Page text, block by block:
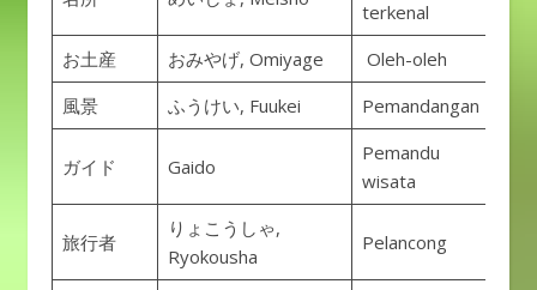
terkenal
お土産
おみやげ, Omiyage
Oleh-oleh
風景
ふうけい, Fuukei Pemandangan
ガイド Gaido
Pemandu
wisata
旅行者
りょこうしゃ,
Ryokousha
Pelancong